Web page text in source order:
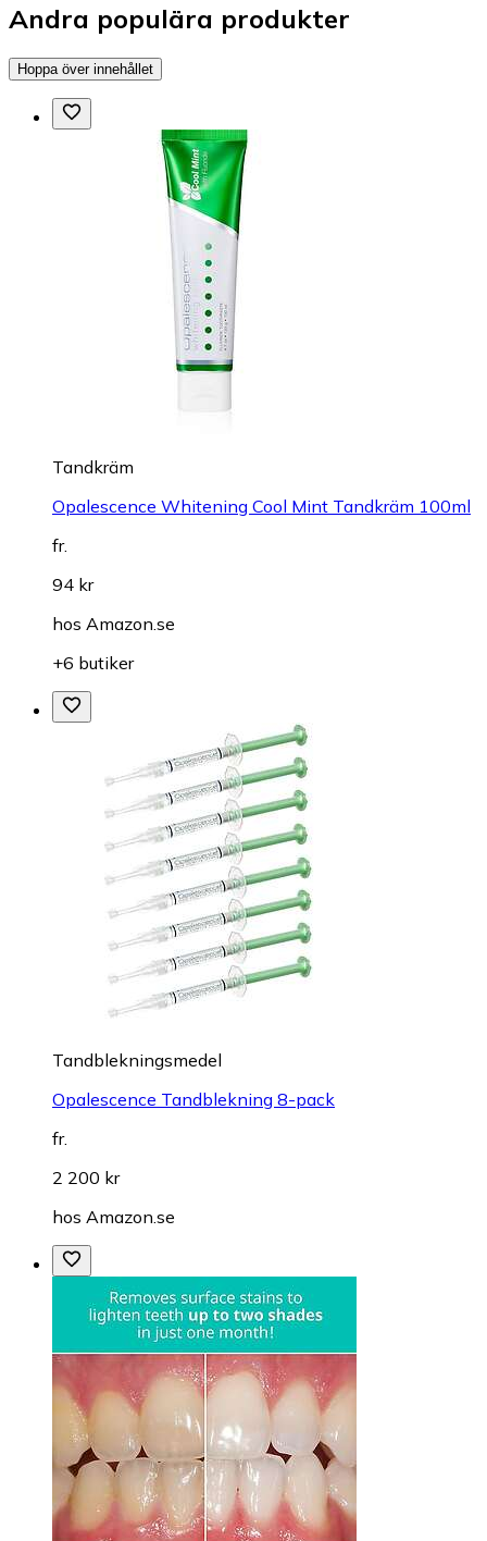
Andra populära produkter
Hoppa över innehållet
Tandkräm
Opalescence Whitening Cool Mint Tandkräm 100ml
fr.
94 kr
hos Amazon.se
+6 butiker
Tandblekningsmedel
Opalescence Tandblekning 8-pack
fr.
2 200 kr
hos Amazon.se